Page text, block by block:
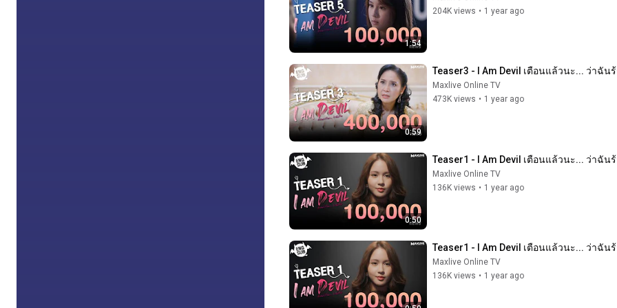
1:54
204K views • 1 year ago
0:59
Teaser3 - I Am Devil เตือนแล้วนะ... ว่าฉัน
Maxlive Online TV
473K views • 1 year ago
0:50
Teaser1 - I Am Devil เตือนแล้วนะ... ว่าฉัน
Maxlive Online TV
136K views • 1 year ago
Teaser1 - I Am Devil เตือนแล้วนะ... ว่าฉัน
Maxlive Online TV
136K views • 1 year ago